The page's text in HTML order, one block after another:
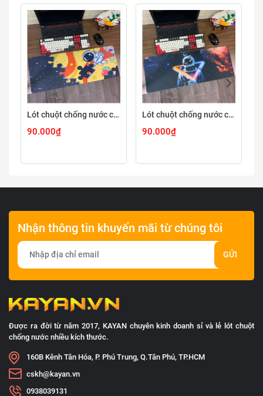
Lót chuột chống nước cỡ lớn 80x30cm dày 3mm ASTRO-03-80X30
90.000₫
Lót chuột chống nước cỡ lớn 80x30cm dày 3mm ASTRO-02-80X30
90.000₫
Nhận thông tin khuyến mãi từ chúng tôi
GỬI
Được ra đời từ năm 2017, KAYAN chuyên kinh doanh sỉ và lẻ lót chuột
chống nước nhiều kích thước.
160B Kênh Tân Hóa, P. Phú Trung, Q.Tân Phú, TP.HCM
cskh@kayan.vn
0938039131